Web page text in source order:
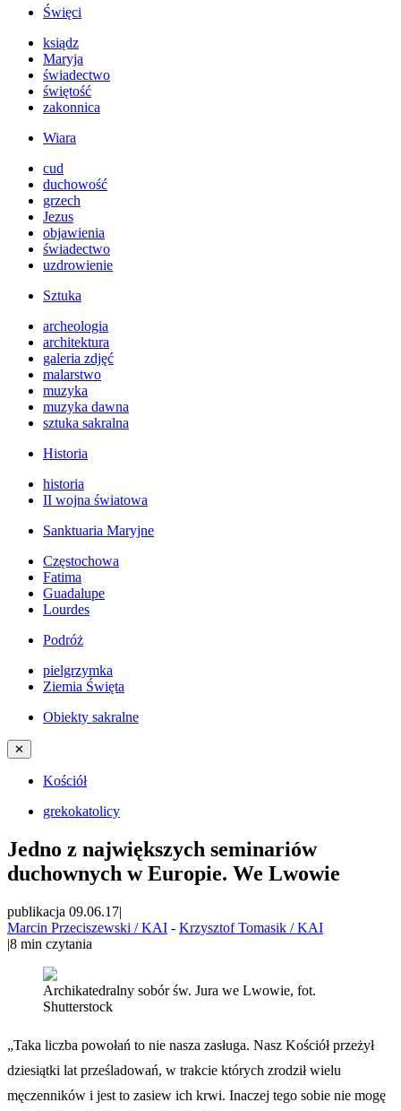
Święci
ksiądz
Maryja
świadectwo
świętość
zakonnica
Wiara
cud
duchowość
grzech
Jezus
objawienia
świadectwo
uzdrowienie
Sztuka
archeologia
architektura
galeria zdjęć
malarstwo
muzyka
muzyka dawna
sztuka sakralna
Historia
historia
II wojna światowa
Sanktuaria Maryjne
Częstochowa
Fatima
Guadalupe
Lourdes
Podróż
pielgrzymka
Ziemia Święta
Obiekty sakralne
✕
Kościół
grekokatolicy
Jedno z największych seminariów
duchownych w Europie. We Lwowie
publikacja 09.06.17|
Marcin Przeciszewski / KAI - Krzysztof Tomasik / KAI
|8 min czytania
Archikatedralny sobór św. Jura we Lwowie, fot.
Shutterstock
„Taka liczba powołań to nie nasza zasługa. Nasz Kościół przeżył
dziesiątki lat prześladowań, w trakcie których zrodził wielu
męczenników i jest to zasiew ich krwi. Inaczej tego sobie nie mogę